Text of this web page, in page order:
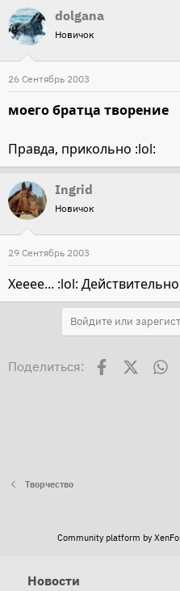
dolgana
Новичок
26 Сентябрь 2003
моего братца творение
Правда, прикольно :lol:
Ingrid
Новичок
29 Сентябрь 2003
Хееее... :lol:
Войдите или
Поделиться: Facebook
Творчество
Community platform by
Новости